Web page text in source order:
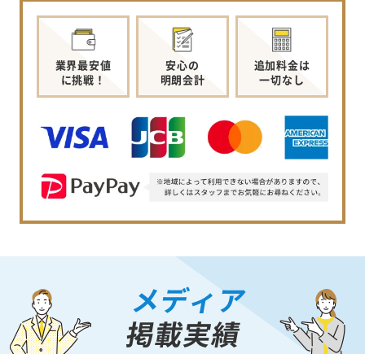
業界最安値
に挑戦！
安心の
明朗会計
追加料金は
一切なし
メディア
掲載実績